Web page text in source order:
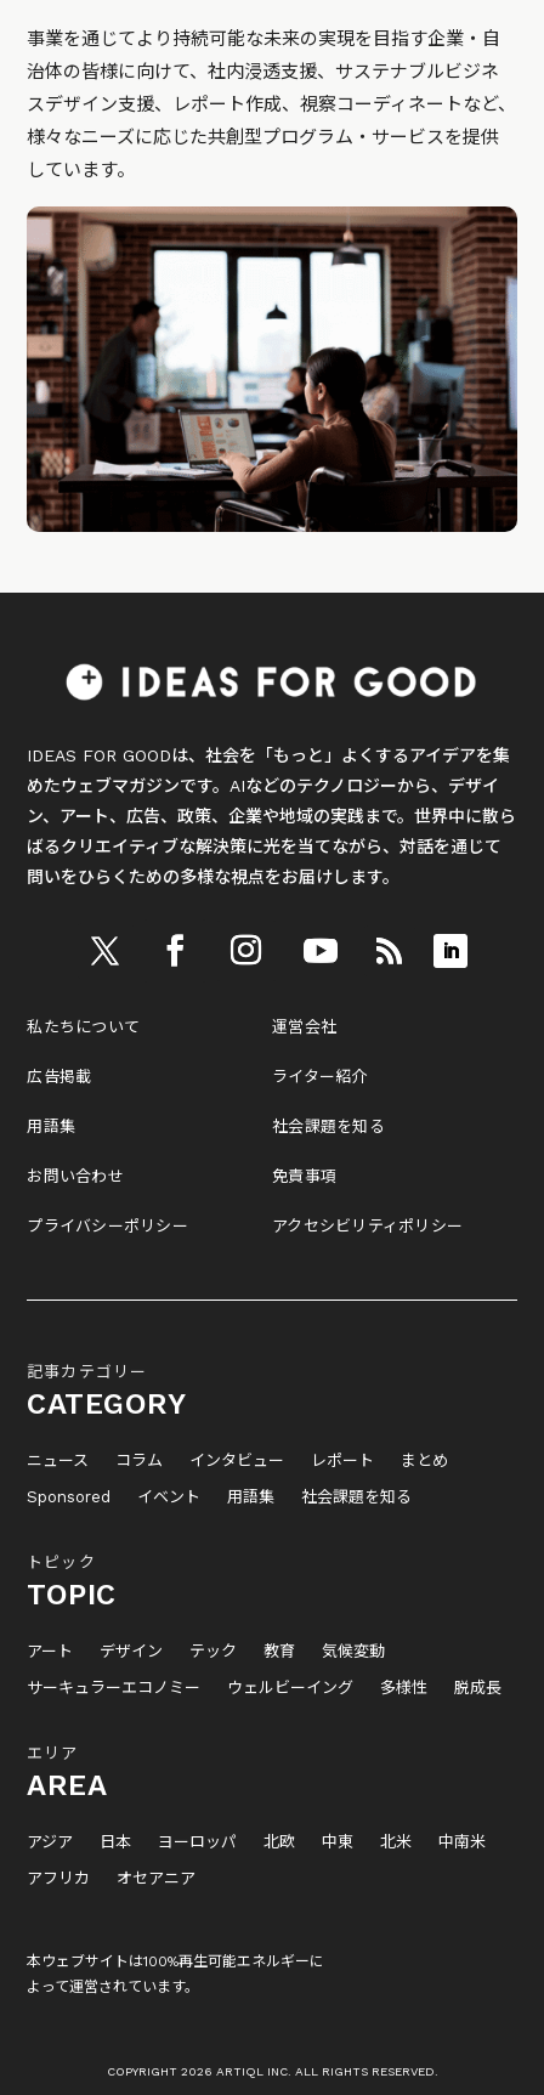
事業を通じてより持続可能な未来の実現を目指す企業・自
治体の皆様に向けて、社内浸透支援、サステナブルビジネ
スデザイン支援、レポート作成、視察コーディネートなど、
様々なニーズに応じた共創型プログラム・サービスを提供
しています。
IDEAS FOR GOODは、社会を「もっと」よくするアイデアを集
めたウェブマガジンです。AIなどのテクノロジーから、デザイ
ン、アート、広告、政策、企業や地域の実践まで。世界中に散ら
ばるクリエイティブな解決策に光を当てながら、対話を通じて
問いをひらくための多様な視点をお届けします。
私たちについて
広告掲載
用語集
お問い合わせ
プライバシーポリシー
運営会社
ライター紹介
社会課題を知る
免責事項
アクセシビリティポリシー
記事カテゴリー
CATEGORY
ニュース コラム インタビュー レポート
まとめ
Sponsored
イベント 用語集 社会課題を知る
トピック
TOPIC
アート デザイン テック 教育
気候変動
サーキュラーエコノミー
ウェルビーイング 多様性 脱成長
エリア
AREA
アジア 日本 ヨーロッパ 北欧 中東 北米
中南米
アフリカ
オセアニア
本ウェブサイトは100%再生可能エネルギーに
よって運営されています。
COPYRIGHT 2026 ARTIQL INC. ALL RIGHTS RESERVED.